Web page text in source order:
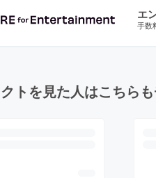
エ
手数
トを見た人はこちら